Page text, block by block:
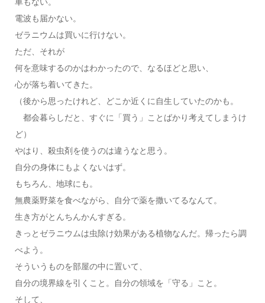
電波も届かない。
ゼラニウムは買いに行けない。
ただ、それが
何を意味するのかはわかったので、なるほどと思い、
心が落ち着いてきた。
（後から思ったけれど、どこか近くに自生していたのかも。
都会暮らしだと、すぐに「買う」ことばかり考えてしまうけ
ど）
やはり、殺虫剤を使うのは違うなと思う。
自分の身体にもよくないはず。
もちろん、地球にも。
無農薬野菜を食べながら、自分で薬を撒いてるなんて。
生き方がとんちんかんすぎる。
きっとゼラニウムは虫除け効果がある植物なんだ。帰ったら調
べよう。
そういうものを部屋の中に置いて、
自分の境界線を引くこと。自分の領域を「守る」こと。
そして、